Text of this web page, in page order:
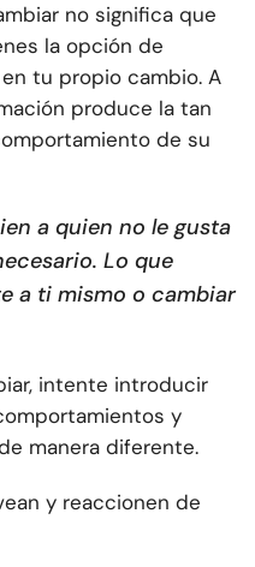
no significa que
la opción de
tu propio cambio. A
produce la tan
de su
a quien no le gusta
Lo que
a ti mismo o cambiar
intente introducir
y
manera diferente.
y reaccionen de